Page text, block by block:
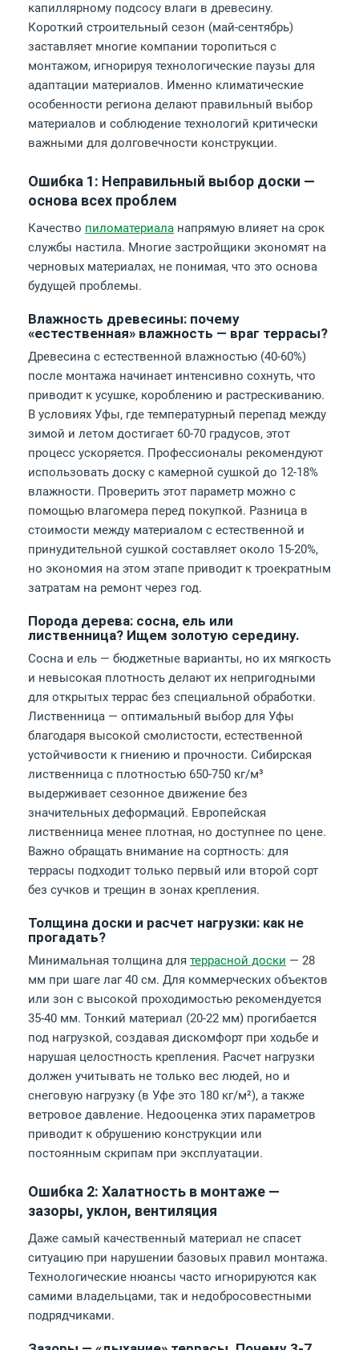
капиллярному подсосу влаги в древесину.
Короткий строительный сезон (май-сентябрь)
заставляет многие компании торопиться с
монтажом, игнорируя технологические паузы для
адаптации материалов. Именно климатические
особенности региона делают правильный выбор
материалов и соблюдение технологий критически
важными для долговечности конструкции.
Ошибка 1: Неправильный выбор доски —
основа всех проблем
Качество пиломатериала напрямую влияет на срок
службы настила. Многие застройщики экономят на
черновых материалах, не понимая, что это основа
будущей проблемы.
Влажность древесины: почему
«естественная» влажность — враг террасы?
Древесина с естественной влажностью (40-60%)
после монтажа начинает интенсивно сохнуть, что
приводит к усушке, короблению и растрескиванию.
В условиях Уфы, где температурный перепад между
зимой и летом достигает 60-70 градусов, этот
процесс ускоряется. Профессионалы рекомендуют
использовать доску с камерной сушкой до 12-18%
влажности. Проверить этот параметр можно с
помощью влагомера перед покупкой. Разница в
стоимости между материалом с естественной и
принудительной сушкой составляет около 15-20%,
но экономия на этом этапе приводит к троекратным
затратам на ремонт через год.
Порода дерева: сосна, ель или
лиственница? Ищем золотую середину.
Сосна и ель — бюджетные варианты, но их мягкость
и невысокая плотность делают их непригодными
для открытых террас без специальной обработки.
Лиственница — оптимальный выбор для Уфы
благодаря высокой смолистости, естественной
устойчивости к гниению и прочности. Сибирская
лиственница с плотностью 650-750 кг/м³
выдерживает сезонное движение без
значительных деформаций. Европейская
лиственница менее плотная, но доступнее по цене.
Важно обращать внимание на сортность: для
террасы подходит только первый или второй сорт
без сучков и трещин в зонах крепления.
Толщина доски и расчет нагрузки: как не
прогадать?
Минимальная толщина для террасной доски — 28
мм при шаге лаг 40 см. Для коммерческих объектов
или зон с высокой проходимостью рекомендуется
35-40 мм. Тонкий материал (20-22 мм) прогибается
под нагрузкой, создавая дискомфорт при ходьбе и
нарушая целостность крепления. Расчет нагрузки
должен учитывать не только вес людей, но и
снеговую нагрузку (в Уфе это 180 кг/м²), а также
ветровое давление. Недооценка этих параметров
приводит к обрушению конструкции или
постоянным скрипам при эксплуатации.
Ошибка 2: Халатность в монтаже —
зазоры, уклон, вентиляция
Даже самый качественный материал не спасет
ситуацию при нарушении базовых правил монтажа.
Технологические нюансы часто игнорируются как
самими владельцами, так и недобросовестными
подрядчиками.